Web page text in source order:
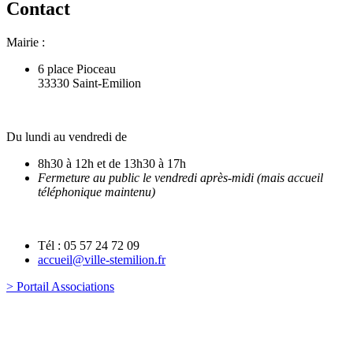
Contact
Mairie :
6 place Pioceau
33330 Saint-Emilion
Du lundi au vendredi de
8h30 à 12h et de 13h30 à 17h
Fermeture au public le vendredi après-midi (mais accueil
téléphonique maintenu)
Tél : 05 57 24 72 09
accueil@ville-stemilion.fr
> Portail Associations